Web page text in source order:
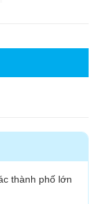
thành phố lớn